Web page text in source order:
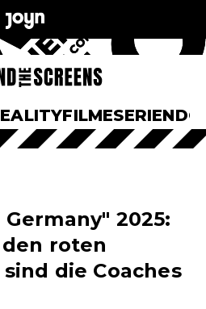
FILMESERIEN
2025:
roten
die Coaches